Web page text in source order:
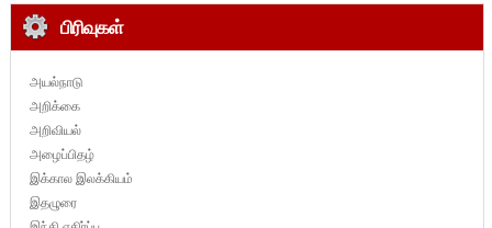
பிரிவுகள்
அயல்நாடு
அறிக்கை
அறிவியல்
அழைப்பிதழ்
இக்கால இலக்கியம்
இதழுரை